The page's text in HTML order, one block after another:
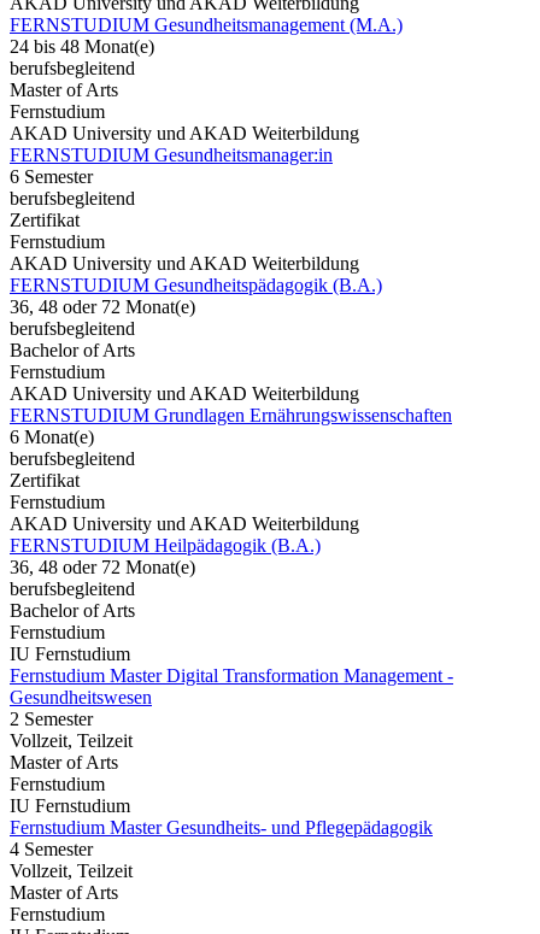
FERNSTUDIUM Gesundheitsmanagement (M.A.)
24 bis 48 Monat(e)
berufsbegleitend
Master of Arts
Fernstudium
AKAD University und AKAD Weiterbildung
FERNSTUDIUM Gesundheitsmanager:in
6 Semester
berufsbegleitend
Zertifikat
Fernstudium
AKAD University und AKAD Weiterbildung
FERNSTUDIUM Gesundheitspädagogik (B.A.)
36, 48 oder 72 Monat(e)
berufsbegleitend
Bachelor of Arts
Fernstudium
AKAD University und AKAD Weiterbildung
FERNSTUDIUM Grundlagen Ernährungswissenschaften
6 Monat(e)
berufsbegleitend
Zertifikat
Fernstudium
AKAD University und AKAD Weiterbildung
FERNSTUDIUM Heilpädagogik (B.A.)
36, 48 oder 72 Monat(e)
berufsbegleitend
Bachelor of Arts
Fernstudium
IU Fernstudium
Fernstudium Master Digital Transformation Management -
Gesundheitswesen
2 Semester
Vollzeit, Teilzeit
Master of Arts
Fernstudium
IU Fernstudium
Fernstudium Master Gesundheits- und Pflegepädagogik
4 Semester
Vollzeit, Teilzeit
Master of Arts
Fernstudium